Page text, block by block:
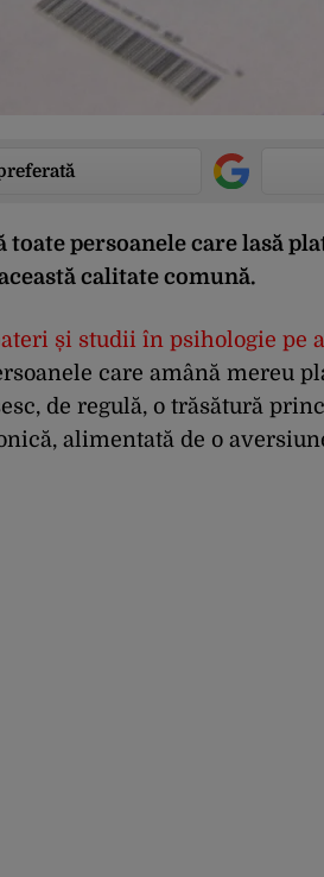
toate persoanele care lasă
calitate comună.
și studii în psihologie pe
care amână mereu
de regulă, o trăsătură
alimentată de o